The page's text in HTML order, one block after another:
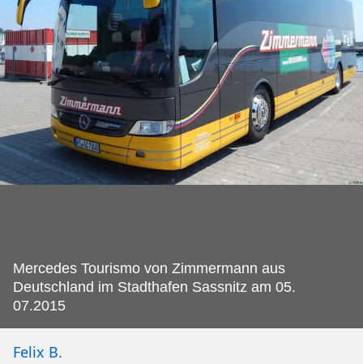
Mercedes Tourismo von Zimmermann aus
Deutschland im Stadthafen Sassnitz am 05.
07.2015
Felix B.